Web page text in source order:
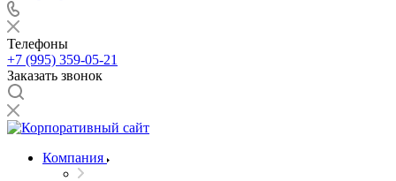
Телефоны
+7 (995) 359-05-21
Заказать звонок
Компания